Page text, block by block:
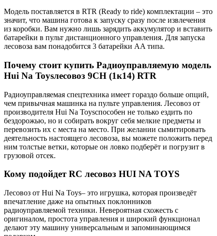
Модель поставляется в RTR (Ready to ride) комплектации – это
значит, что машина готова к запуску сразу после извлечения
из коробки. Вам нужно лишь зарядить аккумулятор и вставить
батарейки в пульт дистанционного управления. Для запуска
лесовоза вам понадобится 3 батарейки AA типа.
Почему стоит купить Радиоуправляемую модель
Hui Na Toysлесовоз 9CH (1к14) RTR
Радиоуправляемая спецтехника имеет гораздо больше опций,
чем привычная машинка на пульте управления. Лесовоз от
производителя Hui Na Toysспособен не только ездить по
бездорожью, но и собирать вокруг себя мелкие предметы и
перевозить их с места на место. При желании сымитировать
деятельность настоящего лесовоза, вы можете положить перед
ним толстые ветки, которые он ловко подберёт и погрузит в
грузовой отсек.
Кому подойдет RC лесовоз HUI NA TOYS
Лесовоз от Hui Na Toys– это игрушка, которая произведёт
впечатление даже на опытных поклонников
радиоуправляемой техники. Невероятная схожесть с
оригиналом, простота управления и широкий функционал
делают эту машину универсальным и запоминающимся